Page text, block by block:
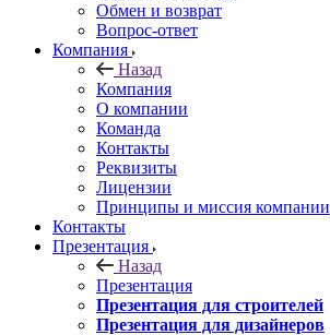
Обмен и возврат
Вопрос-ответ
Компания
Назад
Компания
О компании
Команда
Контакты
Реквизиты
Лицензии
Принципы и миссия компании
Контакты
Презентация
Назад
Презентация
Презентация для строителей
Презентация для дизайнеров